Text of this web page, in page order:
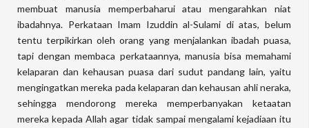
membuat manusia memperbaharui atau mengarahkan niat
ibadahnya. Perkataan Imam Izuddin al-Sulami di atas, belum
tentu terpikirkan oleh orang yang menjalankan ibadah puasa,
tapi dengan membaca perkataannya, manusia bisa memahami
kelaparan dan kehausan puasa dari sudut pandang lain, yaitu
mengingatkan mereka pada kelaparan dan kehausan ahli neraka,
sehingga mendorong mereka memperbanyakan ketaatan
mereka kepada Allah agar tidak sampai mengalami kejadiaan itu